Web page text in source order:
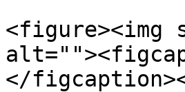
<figure><img
</